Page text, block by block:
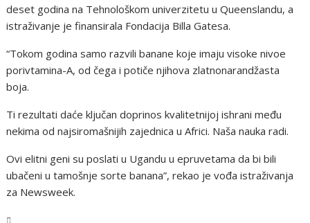
deset godina na Tehnološkom univerzitetu u Queenslandu, a
istraživanje je finansirala Fondacija Billa Gatesa.
“Tokom godina samo razvili banane koje imaju visoke nivoe
porivtamina-A, od čega i potiče njihova zlatnonarandžasta
boja.
Ti rezultati daće ključan doprinos kvalitetnijoj ishrani među
nekima od najsiromašnijih zajednica u Africi. Naša nauka radi.
Ovi elitni geni su poslati u Ugandu u epruvetama da bi bili
ubačeni u tamošnje sorte banana”, rekao je vođa istraživanja
za Newsweek.